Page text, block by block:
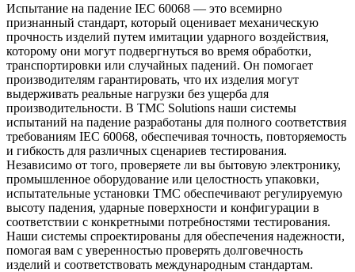
Испытание на падение IEC 60068 — это всемирно
признанный стандарт, который оценивает механическую
прочность изделий путем имитации ударного воздействия,
которому они могут подвергнуться во время обработки,
транспортировки или случайных падений. Он помогает
производителям гарантировать, что их изделия могут
выдерживать реальные нагрузки без ущерба для
производительности. В TMC Solutions наши системы
испытаний на падение разработаны для полного соответствия
требованиям IEC 60068, обеспечивая точность, повторяемость
и гибкость для различных сценариев тестирования.
Независимо от того, проверяете ли вы бытовую электронику,
промышленное оборудование или целостность упаковки,
испытательные установки TMC обеспечивают регулируемую
высоту падения, ударные поверхности и конфигурации в
соответствии с конкретными потребностями тестирования.
Наши системы спроектированы для обеспечения надежности,
помогая вам с уверенностью проверять долговечность
изделий и соответствовать международным стандартам.